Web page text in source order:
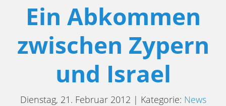
Ein Abkommen
zwischen Zypern
und Israel
Dienstag, 21. Februar 2012 | Kategorie: News